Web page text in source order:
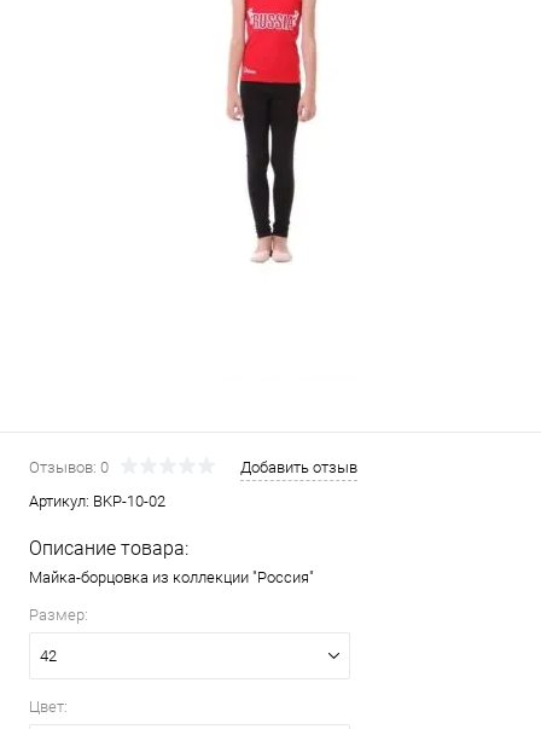
Отзывов: 0
Добавить отзыв
Артикул: BKP-10-02
Описание товара:
Майка-борцовка из коллекции "Россия"
Размер:
42
Цвет: